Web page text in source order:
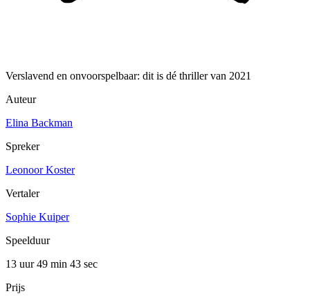
Verslavend en onvoorspelbaar: dit is dé thriller van 2021
Auteur
Elina Backman
Spreker
Leonoor Koster
Vertaler
Sophie Kuiper
Speelduur
13 uur 49 min 43 sec
Prijs